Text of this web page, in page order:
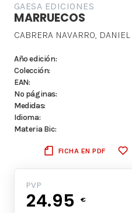
GAESA EDICIONES
MARRUECOS
CABRERA NAVARRO, DANIEL
Año edición:
Colección:
EAN:
Nº páginas:
Medidas:
Idioma:
Materia Bic:
FICHA EN PDF
PVP
24.95 €